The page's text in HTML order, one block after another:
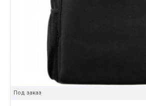
Под заказ